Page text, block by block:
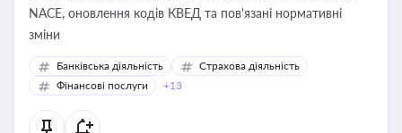
NACE, оновлення кодів КВЕД та пов'язані нормативні
зміни
Банківська діяльність
Страхова діяльність
Фінансові послуги
+13